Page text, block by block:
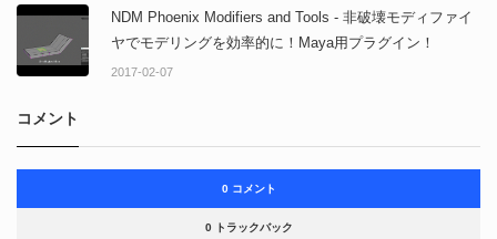
NDM Phoenix Modifiers and Tools - 非破壊モディファイ
ヤでモデリングを効率的に！Maya用プラグイン！
2017-02-07
コメント
0 コメント
0 トラックバック